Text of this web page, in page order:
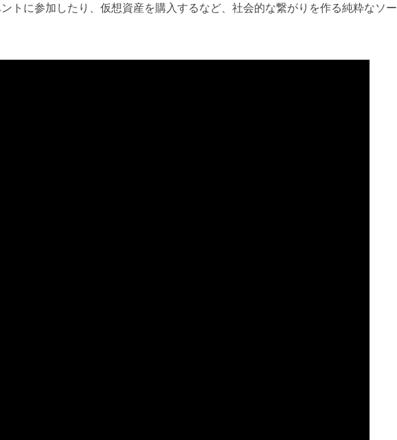
トに参加したり、仮想資産を購入するなど、社会的な繋がりを作る純粋なソー